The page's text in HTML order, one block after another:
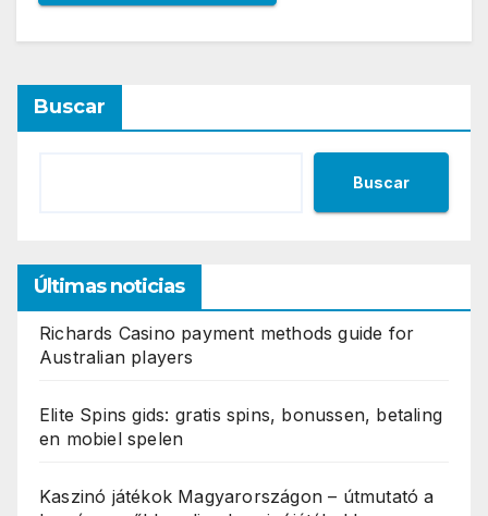
Buscar
Buscar
Últimas noticias
Richards Casino payment methods guide for
Australian players
Elite Spins gids: gratis spins, bonussen, betaling
en mobiel spelen
Kaszinó játékok Magyarországon – útmutató a